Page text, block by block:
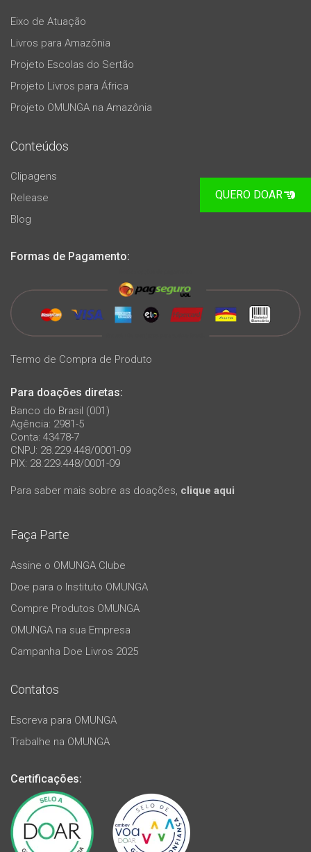
Eixo de Atuação
Livros para Amazônia
Projeto Escolas do Sertão
Projeto Livros para África
Projeto OMUNGA na Amazônia
Conteúdos
Clipagens
Release
Blog
Formas de Pagamento:
Termo de Compra de Produto
Para doações diretas:
Banco do Brasil (001)
Agência: 2981-5
Conta: 43478-7
CNPJ: 28.229.448/0001-09
PIX: 28.229.448/0001-09
Para saber mais sobre as doações, clique aqui
Faça Parte
Assine o OMUNGA Clube
Doe para o Instituto OMUNGA
Compre Produtos OMUNGA
OMUNGA na sua Empresa
Campanha Doe Livros 2025
Contatos
Escreva para OMUNGA
Trabalhe na OMUNGA
Certificações:
QUERO DOAR